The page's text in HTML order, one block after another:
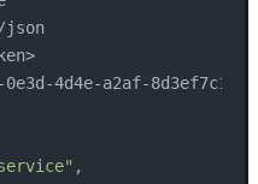
json
4d4e-a2af-
,